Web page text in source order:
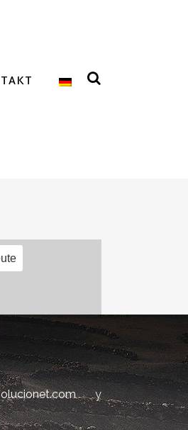
y